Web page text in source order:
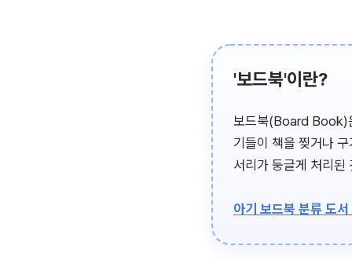
'보드북'이란?
보드북(Board Book)
기들이 책을 찢거나
서리가 둥글게 처리된
아기 보드북 분류 도